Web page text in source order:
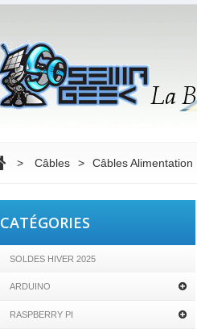
> Câbles > Câbles Alimentation
CATÉGORIES
SOLDES HIVER 2025
ARDUINO
RASPBERRY PI